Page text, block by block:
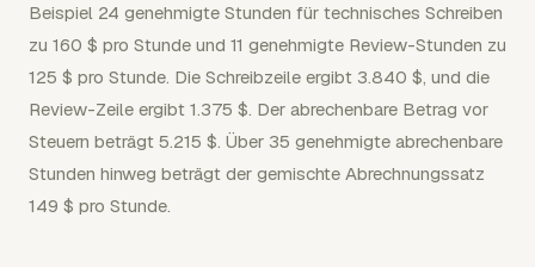
Beispiel 24 genehmigte Stunden für technisches Schreiben
zu 160 $ pro Stunde und 11 genehmigte Review-Stunden zu
125 $ pro Stunde. Die Schreibzeile ergibt 3.840 $, und die
Review-Zeile ergibt 1.375 $. Der abrechenbare Betrag vor
Steuern beträgt 5.215 $. Über 35 genehmigte abrechenbare
Stunden hinweg beträgt der gemischte Abrechnungssatz
149 $ pro Stunde.